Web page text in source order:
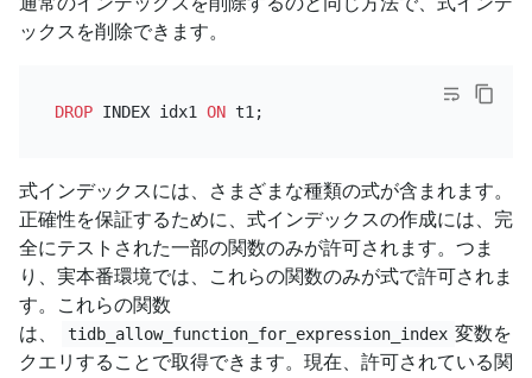
ックスを削除できます。
DROP INDEX idx1 ON
式インデックスには、さまざまな種類の式が含まれます。
正確性を保証するために、式インデックスの作成には、完
全にテストされた一部の関数のみが許可されます。つま
り、実本番環境では、これらの関数のみが式で許可されま
す。これらの関数
は、
tidb_allow_function_for_expression_index 変数を
クエリすることで取得できます。現在、許可されている関